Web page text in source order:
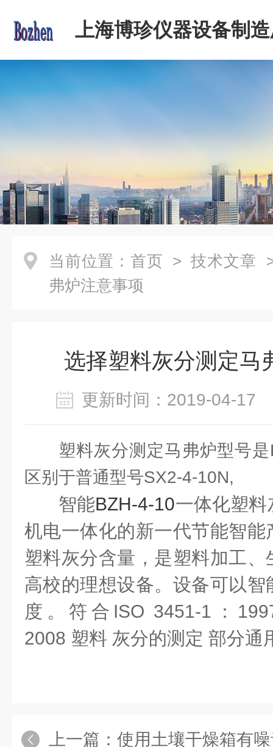
上海博珍仪器设备制
当前位置： 首页 > 技术文章
弗炉注意事项
选择塑料灰分测定马
更新时间：2019-04-
塑料灰分测定马弗炉型号
区别于普通型号SX2-4-10N,
智能BZH-4-10一体化塑
机电一体化的新一代节能智
塑料灰分含量，是塑料加工
高校的理想设备。设备可以
度。符合ISO 3451-1：
2008 塑料 灰分的测定 部分通
上一篇： 使用土壤干燥箱有